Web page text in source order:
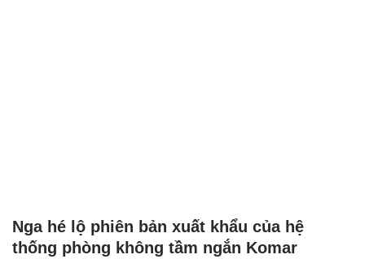
Nga hé lộ phiên bản xuất khẩu của hệ
thống phòng không tầm ngắn Komar